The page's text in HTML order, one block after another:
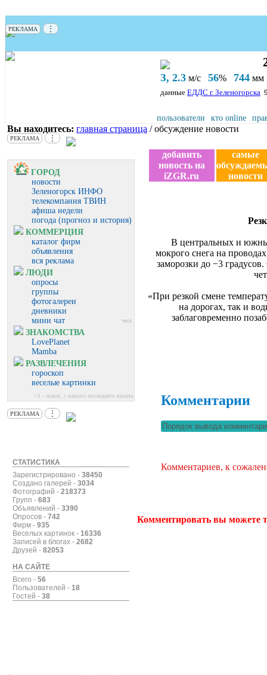
РЕКЛАМА ⋮
З, 2.3 м/с 56% 744 мм
данные ЕДДС г. Зеленогорска
пользователи кто online
Вы находитесь: главная страница / обсуждение новости
РЕКЛАМА ⋮
ГОРОД
новости
Зеленогорск ИНФО
телекомпания ТВИН
афиша недели
погода (прогноз и история)
КОММЕРЦИЯ
каталог фирм
объявления
вся реклама
ЛЮДИ
опросы
группы
фотогалереи
дневники
мини чат
чел.
ЗНАКОМСТВА
LovePlanet
Mamba
РАЗВЛЕЧЕНИЯ
гороскоп
веселые картинки
+1 - новое, с вашего последнего визита
РЕКЛАМА ⋮
СТАТИСТИКА
Зарегистрировано - 38450
Создано галерей - 3034
Фотографий - 218373
Групп - 683
Объявлений - 3390
Опросов - 742
Фирм - 935
Веселых картинок - 16336
Записей в блогах - 2682
Друзей - 82053
НА САЙТЕ
Всего - 56
Пользователей - 18
Гостей - 38
добавить
новость на
iZGR.ru
самые
новости
В центральных и
мокрого снега на
заморозки до −3
«При резкой смене
на дорогах, так и
заблаговременно
Комментарии
Комментариев, к
Комментировать вы можете